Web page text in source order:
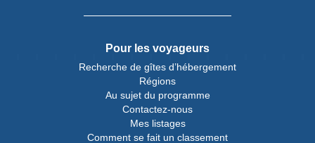
Pour les voyageurs
Recherche de gîtes d’hébergement
Régions
Au sujet du programme
Contactez-nous
Mes listages
Comment se fait un classement